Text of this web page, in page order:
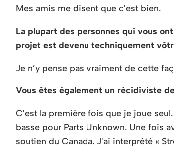
Mes amis me disent que c'est bien.
La plupart des personnes qui vous
projet est devenu techniquement
Je n’y pense pas vraiment de cette
Vous êtes également un récidiviste
C'est la première fois que je joue
basse pour Parts Unknown. Une fois
soutien du Canada. J'ai interprété «